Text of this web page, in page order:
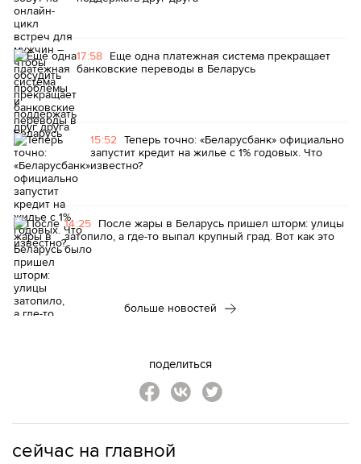
17:58 Еще одна платежная система прекращает
банковские переводы в Беларусь
15:52 Теперь точно: «Беларусбанк» официально
запустит кредит на жилье с 1% годовых. Что
известно?
14:25 После жары в Беларусь пришел шторм: улицы
затопило, а где-то выпал крупный град. Вот как это
было
больше новостей
поделиться
сейчас на главной